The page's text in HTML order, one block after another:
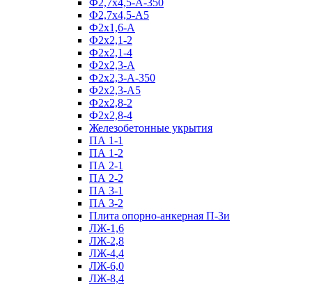
Ф2,7х4,5-А5
Ф2х1,6-А
Ф2х2,1-2
Ф2х2,1-4
Ф2х2,3-А
Ф2х2,3-А-350
Ф2х2,3-А5
Ф2х2,8-2
Ф2х2,8-4
Железобетонные укрытия
ПА 1-1
ПА 1-2
ПА 2-1
ПА 2-2
ПА 3-1
ПА 3-2
Плита опорно-анкерная П-3и
ЛЖ-1,6
ЛЖ-2,8
ЛЖ-4,4
ЛЖ-6,0
ЛЖ-8,4